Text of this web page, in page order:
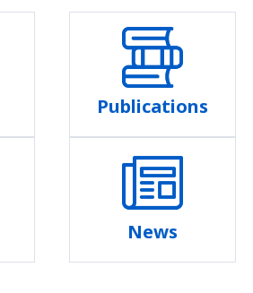
Publications
News